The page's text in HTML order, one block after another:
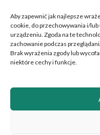
Aby zapewnić jak najlepsze
cookie, do przechowywania i/
urządzeniu. Zgoda na te
zachowanie podczas
Brak wyrażenia zgody lub
niektóre cechy i funkcje.
Copyright ©